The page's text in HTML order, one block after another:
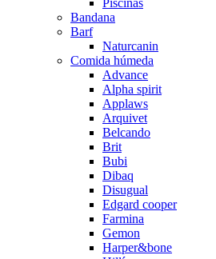
Piscinas
Bandana
Barf
Naturcanin
Comida húmeda
Advance
Alpha spirit
Applaws
Arquivet
Belcando
Brit
Bubi
Dibaq
Disugual
Edgard cooper
Farmina
Gemon
Harper&bone